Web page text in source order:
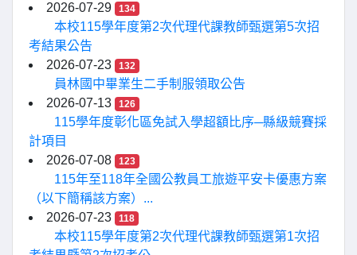
2026-07-29
134
本校115學年度第2次代理代課教師甄選第5次招
考結果公告
2026-07-23
132
員林國中畢業生二手制服領取公告
2026-07-13
126
115學年度彰化區免試入學超額比序─縣級競賽採
計項目
2026-07-08
123
115年至118年全國公教員工旅遊平安卡優惠方案
（以下簡稱該方案）...
2026-07-23
118
本校115學年度第2次代理代課教師甄選第1次招